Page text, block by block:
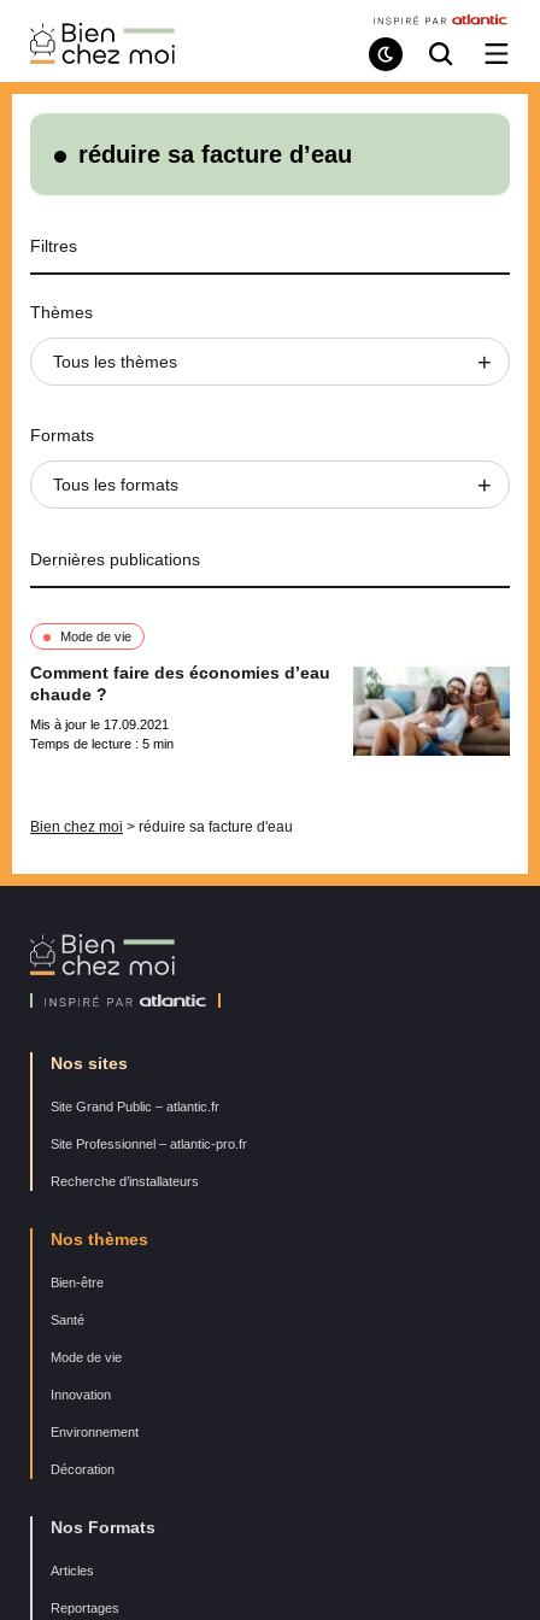
Bien
Chez
Moi
Mode
de
Recherche
/
le
réduire sa facture d’eau
Filtres
Thèmes
Tous les thèmes
Formats
Tous les formats
Dernières publications
Mode de vie
Comment faire des économies d’eau
chaude ?
Mis à jour le 17.09.2021
Temps de lecture : 5 min
Bien chez moi > réduire sa facture d'eau
Bien
Chez
Nos sites
Site Grand Public – atlantic.fr
Site Professionnel – atlantic-pro.fr
Recherche d’installateurs
Nos thèmes
Bien-être
Santé
Mode de vie
Innovation
Environnement
Décoration
Nos Formats
Articles
Reportages